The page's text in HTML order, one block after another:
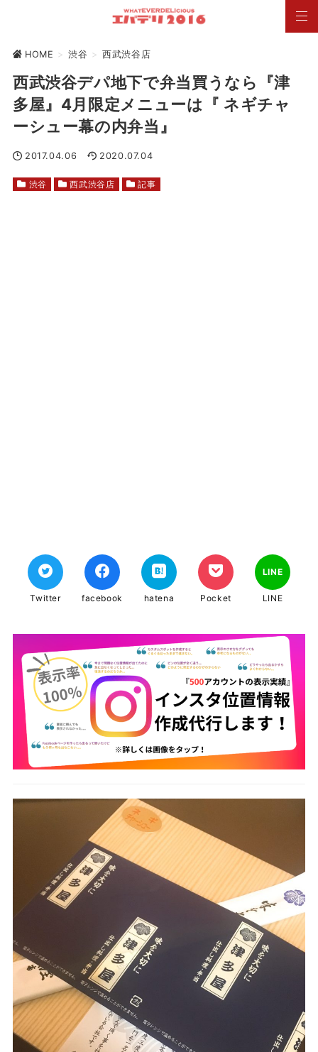
HOME > 渋谷 > 西武渋谷店
西武渋谷デパ地下で弁当買うなら『津
多屋』4月限定メニューは『 ネギチャ
ーシュー幕の内弁当』
2017.04.06 2020.07.04
渋谷 西武渋谷店 記事
Twitter facebook hatena Pocket
LINE
LINE